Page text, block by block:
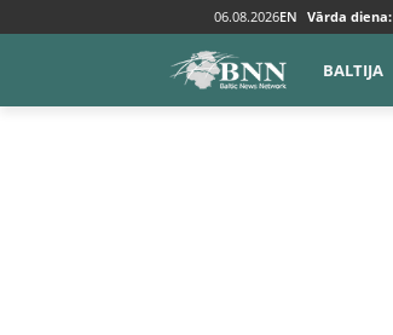
06.08.2026EN Vārda diena:
BALTIJA
Tags Dzimstības rādītāji